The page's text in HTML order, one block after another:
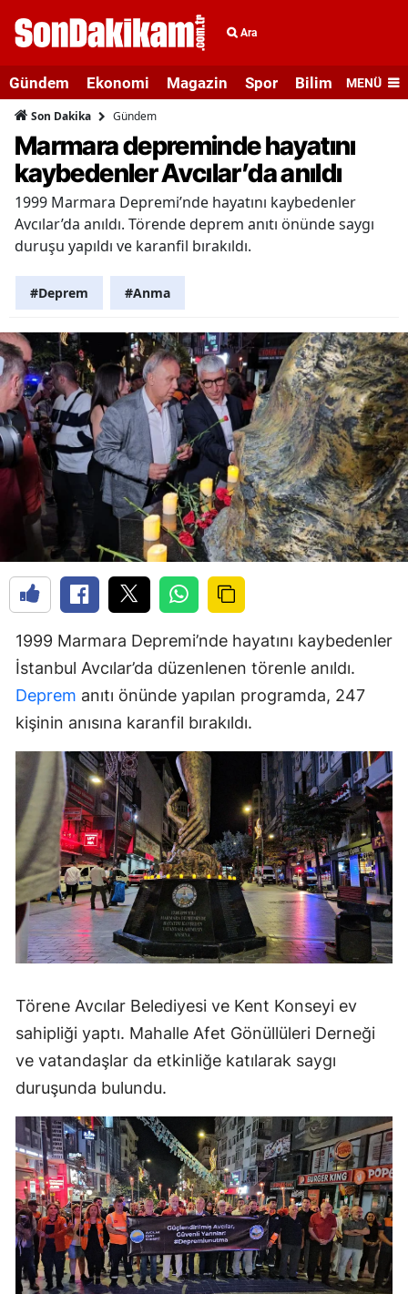
Ara
Gündem Ekonomi Magazin Spor Bilim veMENÜ
Son Dakika Gündem
Marmara depreminde hayatını
kaybedenler Avcılar’da anıldı
1999 Marmara Depremi’nde hayatını kaybedenler
Avcılar’da anıldı. Törende deprem anıtı önünde saygı
duruşu yapıldı ve karanfil bırakıldı.
#Deprem #Anma
1999 Marmara Depremi’nde hayatını kaybedenler
İstanbul Avcılar’da düzenlenen törenle anıldı.
Deprem anıtı önünde yapılan programda, 247
kişinin anısına karanfil bırakıldı.
Törene Avcılar Belediyesi ve Kent Konseyi ev
sahipliği yaptı. Mahalle Afet Gönüllüleri Derneği
ve vatandaşlar da etkinliğe katılarak saygı
duruşunda bulundu.